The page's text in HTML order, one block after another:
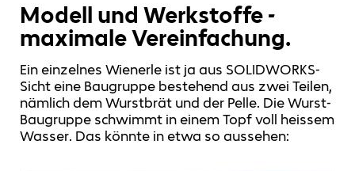
Modell und Werkstoffe -
maximale Vereinfachung.
Ein einzelnes Wienerle ist ja aus SOLIDWORKS-
Sicht eine Baugruppe bestehend aus zwei Teilen,
nämlich dem Wurstbrät und der Pelle. Die Wurst-
Baugruppe schwimmt in einem Topf voll heissem
Wasser. Das könnte in etwa so aussehen: